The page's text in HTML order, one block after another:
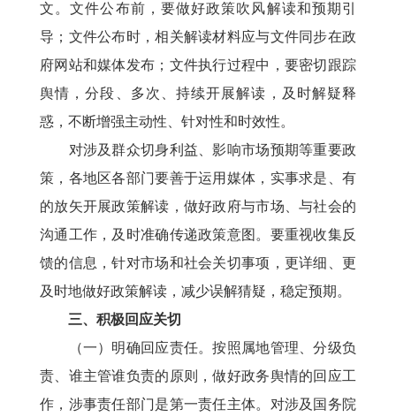
文。文件公布前，要做好政策吹风解读和预期引
导；文件公布时，相关解读材料应与文件同步在政
府网站和媒体发布；文件执行过程中，要密切跟踪
舆情，分段、多次、持续开展解读，及时解疑释
惑，不断增强主动性、针对性和时效性。
对涉及群众切身利益、影响市场预期等重要政
策，各地区各部门要善于运用媒体，实事求是、有
的放矢开展政策解读，做好政府与市场、与社会的
沟通工作，及时准确传递政策意图。要重视收集反
馈的信息，针对市场和社会关切事项，更详细、更
及时地做好政策解读，减少误解猜疑，稳定预期。
三、积极回应关切
（一）明确回应责任。按照属地管理、分级负
责、谁主管谁负责的原则，做好政务舆情的回应工
作，涉事责任部门是第一责任主体。对涉及国务院